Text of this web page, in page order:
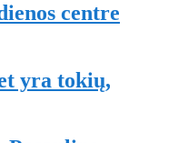
centre
yra tokių,